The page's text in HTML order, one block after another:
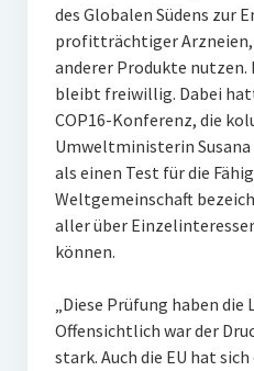
des Globalen Südens zur
profitträchtiger
anderer Produkte nutzen.
bleibt freiwillig. Dabei
COP16-Konferenz, die
Umweltministerin Susana
als einen Test für die
Weltgemeinschaft
aller über
können.
„Diese Prüfung haben
Offensichtlich war der
stark. Auch die EU hat